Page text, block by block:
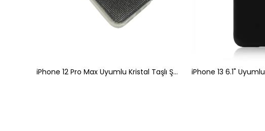
iPhone 12 Pro Max Uyumlu Kristal Taşlı Şeffaf Telefon Kılıfı Siyah